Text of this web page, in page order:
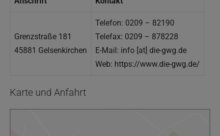
Grenzstraße 181
45881 Gelsenkirchen
Telefon: 0209 – 82190
Telefax: 0209 – 878228
E-Mail: info [at] die-gwg.de
Web: https://www.die-gwg.de/
Karte und Anfahrt